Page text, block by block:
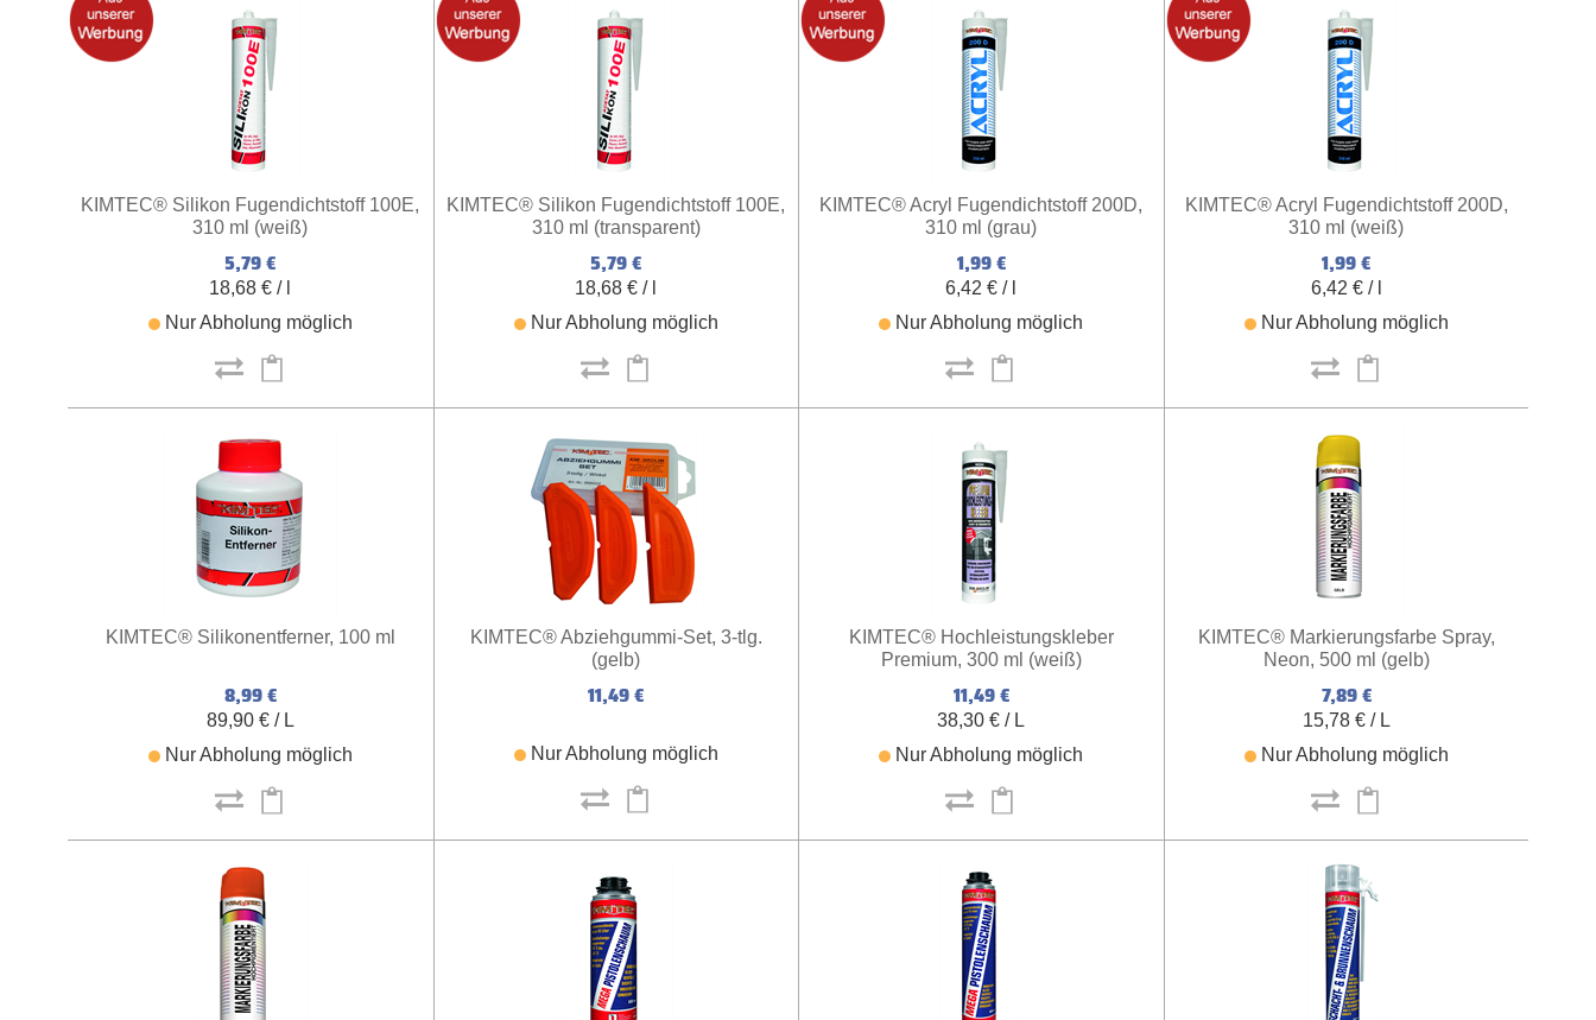
KIMTEC® Silikon Fugendichtstoff 100E,
310 ml (weiß)
5,79 €
18,68 € / l
Nur Abholung möglich
KIMTEC® Silikon Fugendichtstoff 100E,
310 ml (transparent)
5,79 €
18,68 € / l
Nur Abholung möglich
KIMTEC® Acryl Fugendichtstoff 200D,
310 ml (grau)
1,99 €
6,42 € / l
Nur Abholung möglich
KIMTEC® Acryl Fugendichtstoff 200D,
310 ml (weiß)
1,99 €
6,42 € / l
Nur Abholung möglich
KIMTEC® Silikonentferner, 100 ml
8,99 €
89,90 € / L
Nur Abholung möglich
KIMTEC® Abziehgummi-Set, 3-tlg.
(gelb)
11,49 €
Nur Abholung möglich
KIMTEC® Hochleistungskleber
Premium, 300 ml (weiß)
11,49 €
38,30 € / L
Nur Abholung möglich
KIMTEC® Markierungsfarbe Spray,
Neon, 500 ml (gelb)
7,89 €
15,78 € / L
Nur Abholung möglich